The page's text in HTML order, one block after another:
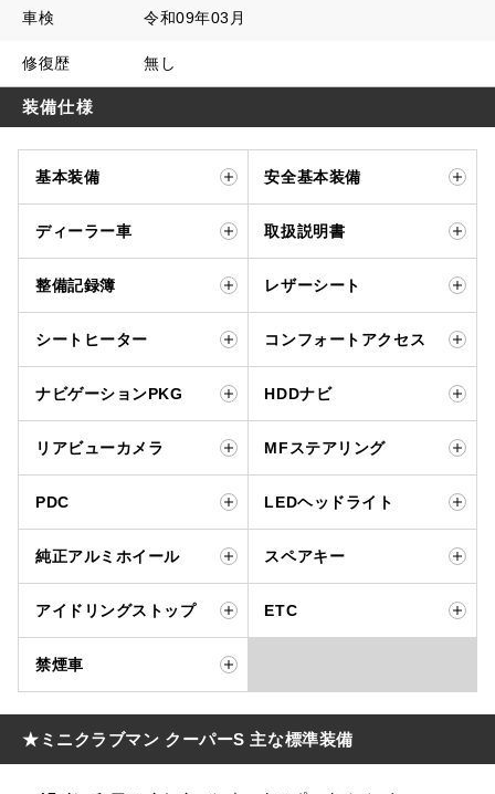
車検 令和09年03月
修復歴 無し
装備仕様
基本装備 安全基本装備
ディーラー車 取扱説明書
整備記録簿 レザーシート
シートヒーター コンフォートアクセス
ナビゲーションPKG HDDナビ
リアビューカメラ MFステアリング
PDC LEDヘッドライト
純正アルミホイール スペアキー
アイドリングストップ ETC
禁煙車
★ミニクラブマン クーパーS 主な標準装備